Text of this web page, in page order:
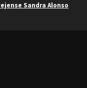
Sandra Alonso